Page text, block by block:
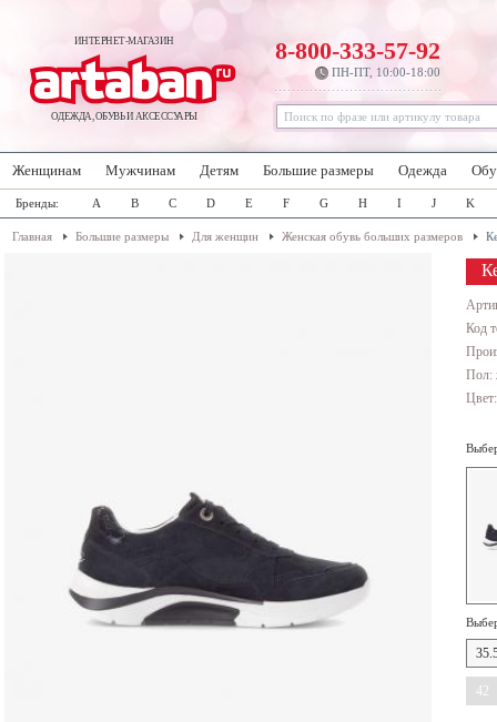
ИНТЕРНЕТ-МАГАЗИН
ОДЕЖДА, ОБУВЬ И АКСЕССУАРЫ
8-800-333-57-92
ПН-ПТ, 10:00-18:00
Женщинам Мужчинам Детям Большие размеры Одежда
Бренды: A B C D E F G H I J K
Главная Большие размеры Для женщин Женская обувь больших размеров
Код
Пол:
42